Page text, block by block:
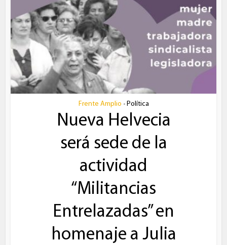
Frente Amplio • Política
Nueva Helvecia
será sede de la
actividad
“Militancias
Entrelazadas” en
homenaje a Julia